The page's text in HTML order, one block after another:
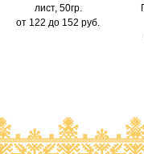
лист, 50гр.
от 122 до 152 руб.